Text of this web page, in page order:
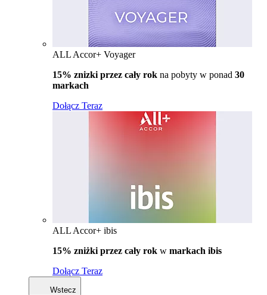
ALL Accor+ Voyager
15% znizki przez cały rok na pobyty w ponad 30
markach
Dołącz Teraz
ALL Accor+ ibis
15% zniżki przez cały rok w markach ibis
Dołącz Teraz
Wstecz